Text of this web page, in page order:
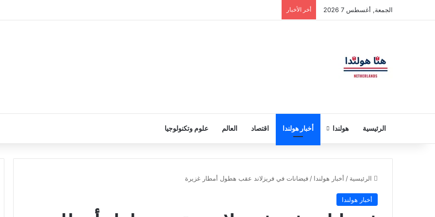
الجمعة, أغسطس 7 2026 أخر الأخبار
الرئيسية هولندا أخبار هولندا اقتصاد العالم علوم وتكنولوجيا
الرئيسية / أخبار هولندا / فيضانات في فريزلاند عقب هطول أمطار غزيرة
أخبار هولندا